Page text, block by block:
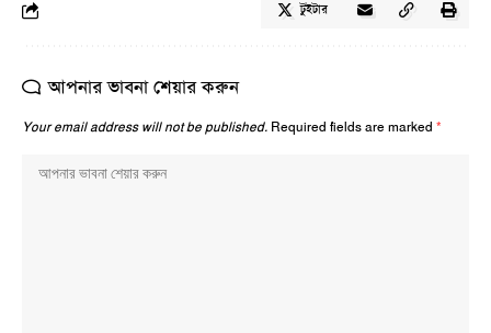
টুইটার
আপনার ভাবনা শেয়ার করুন
Your email address will not be published. Required fields are marked *